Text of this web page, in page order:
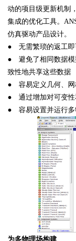
动的项目级更新机制
集成的优化工具。
仿真驱动产品设计。
● 无需繁琐的返工即
● 避免了相同数据模
致性地共享这些数据
● 容易定义几何、网
● 通过增加对可变性
● 容易设置并运行多
为多物理场构建